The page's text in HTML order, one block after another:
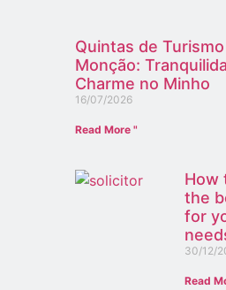
Quintas de
Monção:
Charme no Minho
16/07/2026
Read More "
How
the
for
30/12/
Read